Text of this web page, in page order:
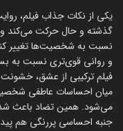
یکی از نکات جذاب فیلم،
گذشته و حال حرکت می‌کند
نسبت به شخصیت‌ها تغییر
و روانی قوی‌تری نسبت به
فیلم ترکیبی از عشق،
میان احساسات عاطفی
می‌شود. همین تضاد باعث
جنبه احساسی پررنگی هم